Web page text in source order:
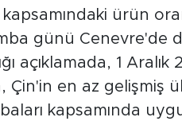
ürün
günü Cenevre'de
açıklamada, 1
Çin'in en az gelişmiş
kapsamında